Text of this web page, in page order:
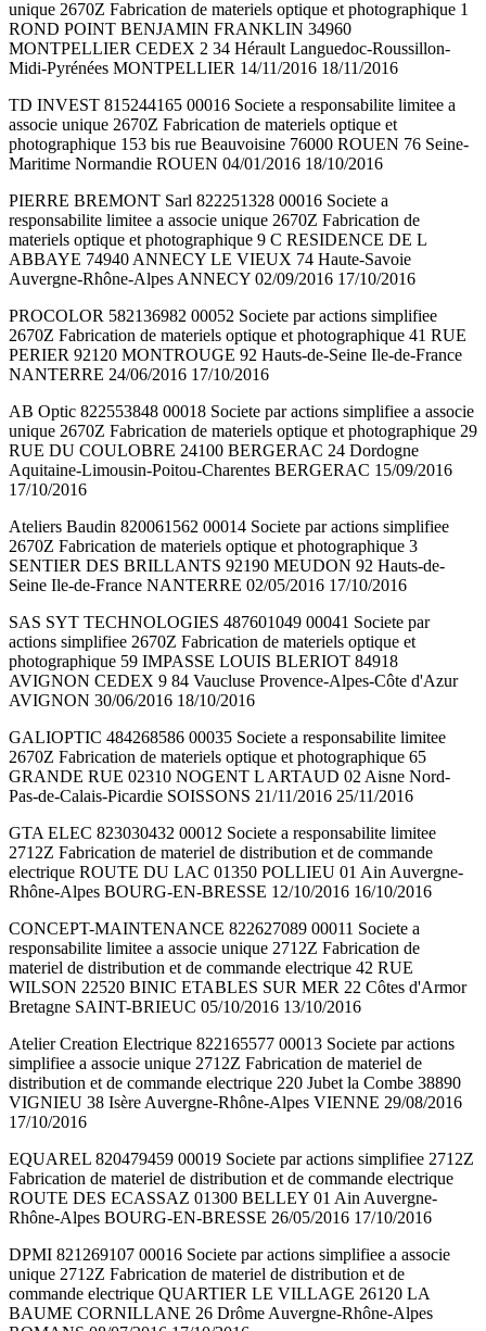
unique 2670Z Fabrication de materiels optique et photographique 1
ROND POINT BENJAMIN FRANKLIN 34960
MONTPELLIER CEDEX 2 34 Hérault Languedoc-Roussillon-
Midi-Pyrénées MONTPELLIER 14/11/2016 18/11/2016
TD INVEST 815244165 00016 Societe a responsabilite limitee a
associe unique 2670Z Fabrication de materiels optique et
photographique 153 bis rue Beauvoisine 76000 ROUEN 76 Seine-
Maritime Normandie ROUEN 04/01/2016 18/10/2016
PIERRE BREMONT Sarl 822251328 00016 Societe a
responsabilite limitee a associe unique 2670Z Fabrication de
materiels optique et photographique 9 C RESIDENCE DE L
ABBAYE 74940 ANNECY LE VIEUX 74 Haute-Savoie
Auvergne-Rhône-Alpes ANNECY 02/09/2016 17/10/2016
PROCOLOR 582136982 00052 Societe par actions simplifiee
2670Z Fabrication de materiels optique et photographique 41 RUE
PERIER 92120 MONTROUGE 92 Hauts-de-Seine Ile-de-France
NANTERRE 24/06/2016 17/10/2016
AB Optic 822553848 00018 Societe par actions simplifiee a associe
unique 2670Z Fabrication de materiels optique et photographique 29
RUE DU COULOBRE 24100 BERGERAC 24 Dordogne
Aquitaine-Limousin-Poitou-Charentes BERGERAC 15/09/2016
17/10/2016
Ateliers Baudin 820061562 00014 Societe par actions simplifiee
2670Z Fabrication de materiels optique et photographique 3
SENTIER DES BRILLANTS 92190 MEUDON 92 Hauts-de-
Seine Ile-de-France NANTERRE 02/05/2016 17/10/2016
SAS SYT TECHNOLOGIES 487601049 00041 Societe par
actions simplifiee 2670Z Fabrication de materiels optique et
photographique 59 IMPASSE LOUIS BLERIOT 84918
AVIGNON CEDEX 9 84 Vaucluse Provence-Alpes-Côte d'Azur
AVIGNON 30/06/2016 18/10/2016
GALIOPTIC 484268586 00035 Societe a responsabilite limitee
2670Z Fabrication de materiels optique et photographique 65
GRANDE RUE 02310 NOGENT L ARTAUD 02 Aisne Nord-
Pas-de-Calais-Picardie SOISSONS 21/11/2016 25/11/2016
GTA ELEC 823030432 00012 Societe a responsabilite limitee
2712Z Fabrication de materiel de distribution et de commande
electrique ROUTE DU LAC 01350 POLLIEU 01 Ain Auvergne-
Rhône-Alpes BOURG-EN-BRESSE 12/10/2016 16/10/2016
CONCEPT-MAINTENANCE 822627089 00011 Societe a
responsabilite limitee a associe unique 2712Z Fabrication de
materiel de distribution et de commande electrique 42 RUE
WILSON 22520 BINIC ETABLES SUR MER 22 Côtes d'Armor
Bretagne SAINT-BRIEUC 05/10/2016 13/10/2016
Atelier Creation Electrique 822165577 00013 Societe par actions
simplifiee a associe unique 2712Z Fabrication de materiel de
distribution et de commande electrique 220 Jubet la Combe 38890
VIGNIEU 38 Isère Auvergne-Rhône-Alpes VIENNE 29/08/2016
17/10/2016
EQUAREL 820479459 00019 Societe par actions simplifiee 2712Z
Fabrication de materiel de distribution et de commande electrique
ROUTE DES ECASSAZ 01300 BELLEY 01 Ain Auvergne-
Rhône-Alpes BOURG-EN-BRESSE 26/05/2016 17/10/2016
DPMI 821269107 00016 Societe par actions simplifiee a associe
unique 2712Z Fabrication de materiel de distribution et de
commande electrique QUARTIER LE VILLAGE 26120 LA
BAUME CORNILLANE 26 Drôme Auvergne-Rhône-Alpes